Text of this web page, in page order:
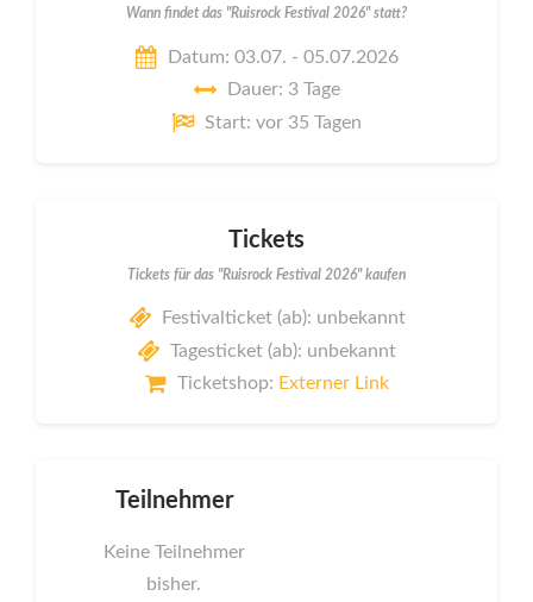
Wann findet das "Ruisrock Festival 2026" statt?
Datum: 03.07. - 05.07.2026
Dauer: 3 Tage
Start: vor 35 Tagen
Tickets
Tickets für das "Ruisrock Festival 2026" kaufen
Festivalticket (ab): unbekannt
Tagesticket (ab): unbekannt
Ticketshop: Externer Link
Teilnehmer
Keine Teilnehmer
bisher.